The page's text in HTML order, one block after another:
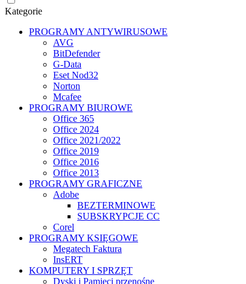
Kategorie
PROGRAMY ANTYWIRUSOWE
AVG
BitDefender
G-Data
Eset Nod32
Norton
Mcafee
PROGRAMY BIUROWE
Office 365
Office 2024
Office 2021/2022
Office 2019
Office 2016
Office 2013
PROGRAMY GRAFICZNE
Adobe
BEZTERMINOWE
SUBSKRYPCJE CC
Corel
PROGRAMY KSIĘGOWE
Megatech Faktura
InsERT
KOMPUTERY I SPRZĘT
Dyski i Pamięci przenośne